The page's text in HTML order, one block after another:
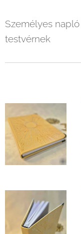
Személyes
testvérnek